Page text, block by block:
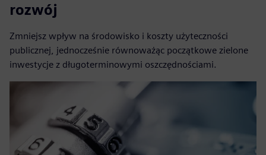
rozwój
Zmniejsz wpływ na środowisko i koszty użyteczności
publicznej, jednocześnie równoważąc początkowe zielone
inwestycje z długoterminowymi oszczędnościami.